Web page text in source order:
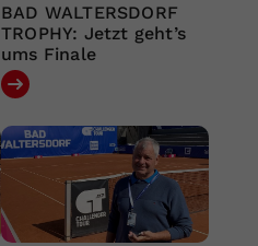
BAD WALTERSDORF
TROPHY: Jetzt geht’s
ums Finale